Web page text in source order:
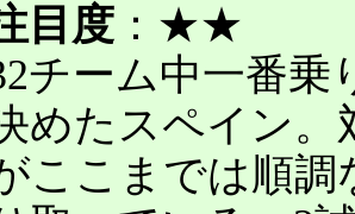
目度：★★
チーム中一番乗
めたスペイン
ここまでは順